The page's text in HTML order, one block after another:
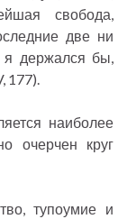
свобода,
две ни
я держался бы,
177).
наиболее
очерчен круг
тупоумие и